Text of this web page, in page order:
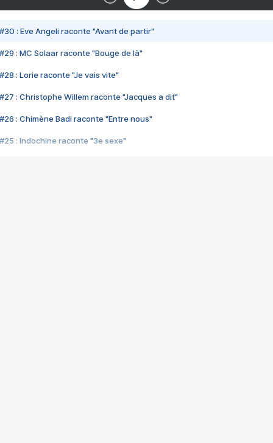
#30 : Eve Angeli raconte "Avant de partir"
#29 : MC Solaar raconte "Bouge de là"
#28 : Lorie raconte "Je vais vite"
#27 : Christophe Willem raconte "Jacques a dit"
#26 : Chimène Badi raconte "Entre nous"
#25 : Indochine raconte "3e sexe"